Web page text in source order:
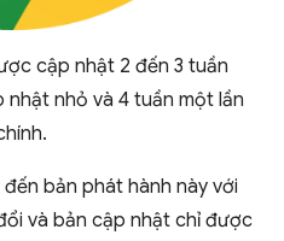
cập nhật 2 đến 3 tuần
nhỏ và 4 tuần một lần
bản phát hành này với
và bản cập nhật chỉ được